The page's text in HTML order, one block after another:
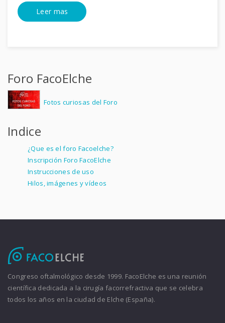
Leer mas
Foro FacoElche
Fotos curiosas del Foro
Indice
¿Que es el foro Facoelche?
Inscripción Foro FacoElche
Instrucciones de uso
Hilos, imágenes y vídeos
Congreso oftalmológico desde 1999. FacoElche es una reunión
científica dedicada a la cirugía facorrefractiva que se celebra
todos los años en la ciudad de Elche (España).